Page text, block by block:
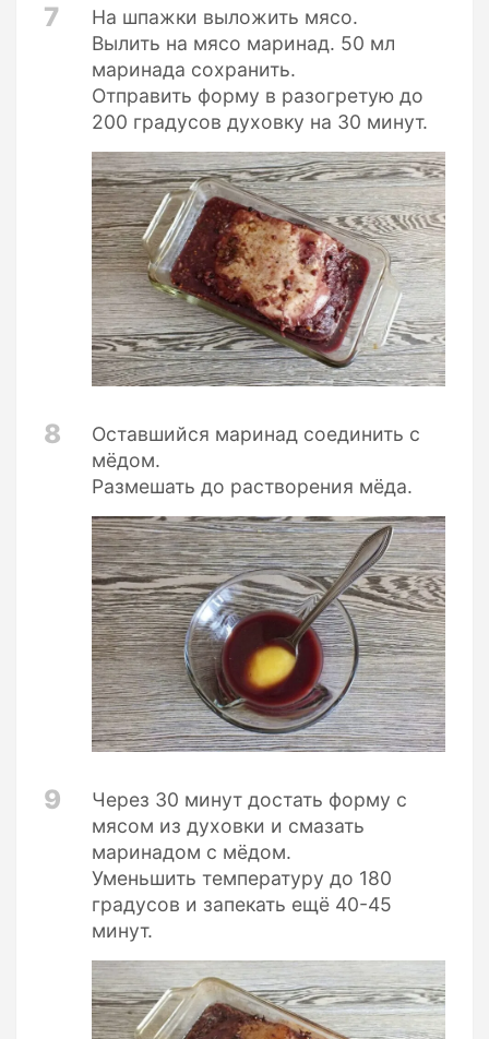
7
На шпажки выложить мясо.
Вылить на мясо маринад. 50 мл
маринада сохранить.
Отправить форму в разогретую до
200 градусов духовку на 30 минут.
8
Оставшийся маринад соединить с
мёдом.
Размешать до растворения мёда.
9
Через 30 минут достать форму с
мясом из духовки и смазать
маринадом с мёдом.
Уменьшить температуру до 180
градусов и запекать ещё 40-45
минут.